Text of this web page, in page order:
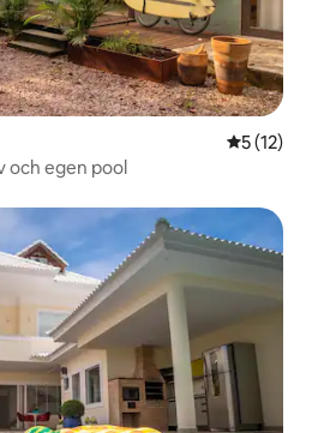
5 av 5 i
5 (12)
och egen pool